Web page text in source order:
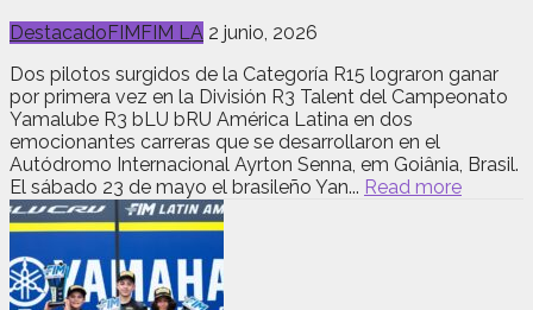
Destacado FIM FIM LA 2 junio, 2026
Dos pilotos surgidos de la Categoría R15 lograron ganar
por primera vez en la División R3 Talent del Campeonato
Yamalube R3 bLU bRU América Latina en dos
emocionantes carreras que se desarrollaron en el
Autódromo Internacional Ayrton Senna, em Goiânia, Brasil.
El sábado 23 de mayo el brasileño Yan... Read more